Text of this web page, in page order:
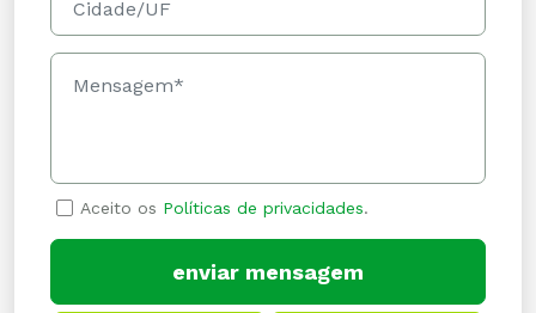
Aceito os Políticas de privacidades.